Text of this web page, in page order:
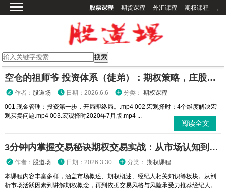
股票课程 期货课程 外汇课程 期权课程 。
期货课程
期权课程
外汇课程
高校课程
空仓的祖师爷 投资体系（徒弟）：期权策略，庄股策略
作者： 股道场 日期：2026.6.6 分类： 期权课程
001.现金管理：投资第一步，开局即终局。.mp4 002.宏观择时：4个维度解决宏
观买卖问题.mp4 003.宏观择时2020年7月版.mp4 ...
阅读全文
3分钟内掌握交易秘诀期权交易实战：从市场认知到策略执行全攻略
作者： 股道场 日期：2026.3.30 分类： 期权课程
本课程内容丰富多样，涵盖市场概述、期权概述、经纪人相关知识等板块。从剖
析市场活跃因素到讲解期权概念，再到依据交易风格与风险承受力推荐经纪人。